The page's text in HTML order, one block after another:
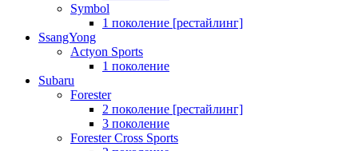
Symbol
1 поколение [рестайлинг]
SsangYong
Actyon Sports
1 поколение
Subaru
Forester
2 поколение [рестайлинг]
3 поколение
Forester Cross Sports